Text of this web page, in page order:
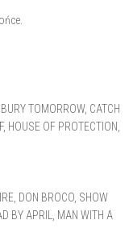
TOMORROW, CATCH
HOUSE OF PROTECTION,
DON BROCO, SHOW
BY APRIL, MAN WITH A